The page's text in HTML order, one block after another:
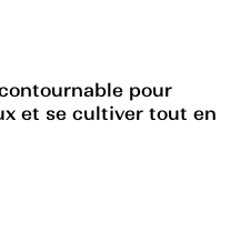
pour
et se cultiver tout en